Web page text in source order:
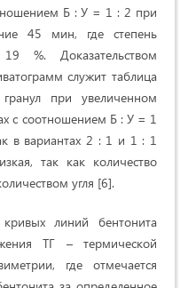
Б : У = 1 : 2 при
45 мин, где степень
19 %. Доказательством
служит таблица
при увеличенном
с соотношением Б : У = 1
в вариантах 2 : 1 и 1 : 1
так как количество
угля [6].
кривых линий бентонита
ТГ – термической
где отмечается